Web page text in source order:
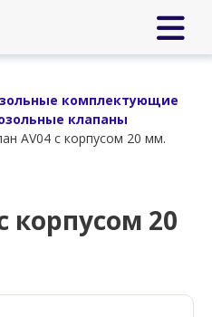
комплектующие
клапаны
AV04 с корпусом 20 мм.
корпусом 20